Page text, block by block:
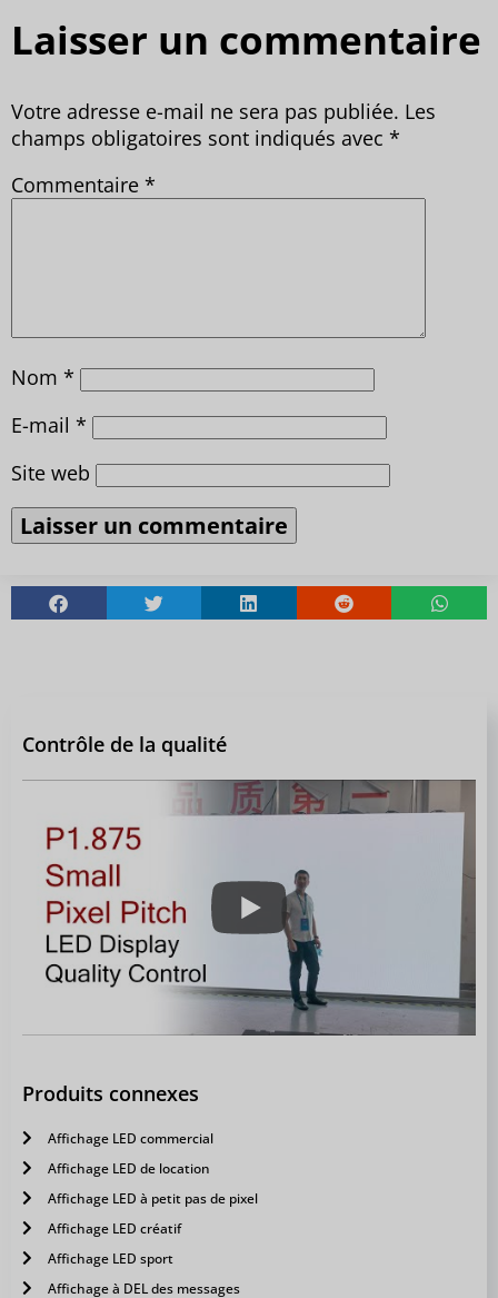
Laisser un commentaire
Votre adresse e-mail ne sera pas publiée. Les
champs obligatoires sont indiqués avec *
Commentaire *
Nom *
E-mail *
Site web
Contrôle de la qualité
Produits connexes
Affichage LED commercial
Affichage LED de location
Affichage LED à petit pas de pixel
Affichage LED créatif
Affichage LED sport
Affichage à DEL des messages